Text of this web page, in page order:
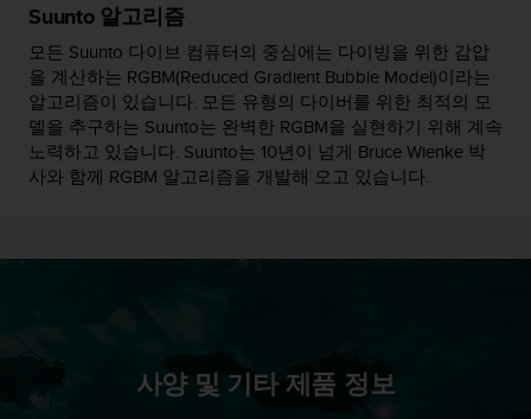
Suunto 알고리즘
모든 Suunto 다이브 컴퓨터의 중심에는 다이빙을 위한 감압
을 계산하는 RGBM(Reduced Gradient Bubble Model)이라는
알고리즘이 있습니다. 모든 유형의 다이버를 위한 최적의 모
델을 추구하는 Suunto는 완벽한 RGBM을 실현하기 위해 계속
노력하고 있습니다. Suunto는 10년이 넘게 Bruce Wienke 박
사와 함께 RGBM 알고리즘을 개발해 오고 있습니다.
사양 및 기타 제품 정보